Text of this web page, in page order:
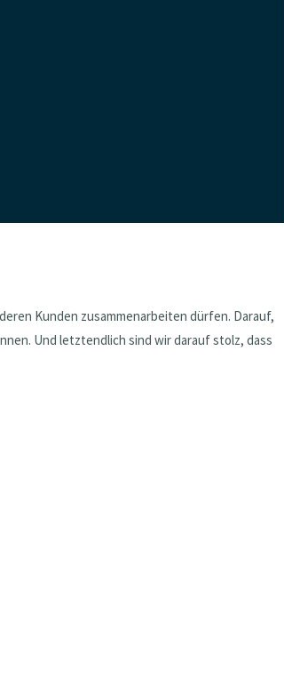
Kunden zusammenarbeiten dürfen. Darauf,
Und letztendlich sind wir darauf stolz, dass